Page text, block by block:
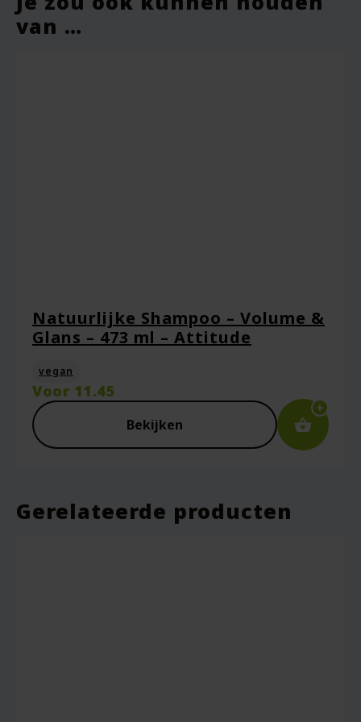
van …
Natuurlijke Shampoo – Volume &
Glans – 473 ml – Attitude
vegan
Voor 11.45
Bekijken
Gerelateerde producten